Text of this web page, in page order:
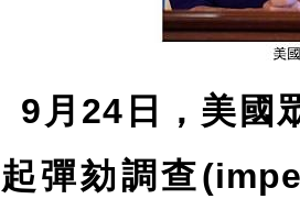
9 月 24 日，美國
起彈劾調查